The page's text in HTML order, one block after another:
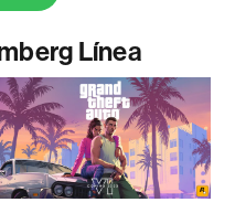
Línea